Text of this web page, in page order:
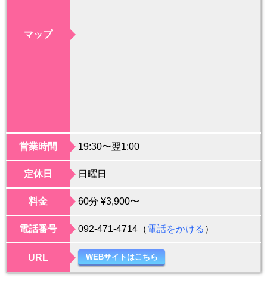
マップ
営業時間 19:30〜翌1:00
定休日 日曜日
料金 60分 ¥3,900〜
電話番号 092-471-4714（電話をかける ）
URL WEBサイトはこちら